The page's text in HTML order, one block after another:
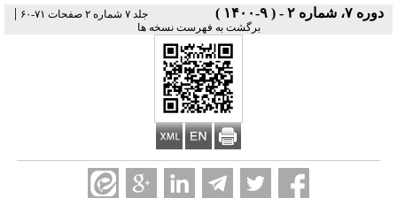
دوره ۷، شماره ۲ - ( ۹-۱۴۰۰ ) جلد ۷ شماره ۲ صفحات ۷۱-۶۰ |
برگشت به فهرست نسخه ها